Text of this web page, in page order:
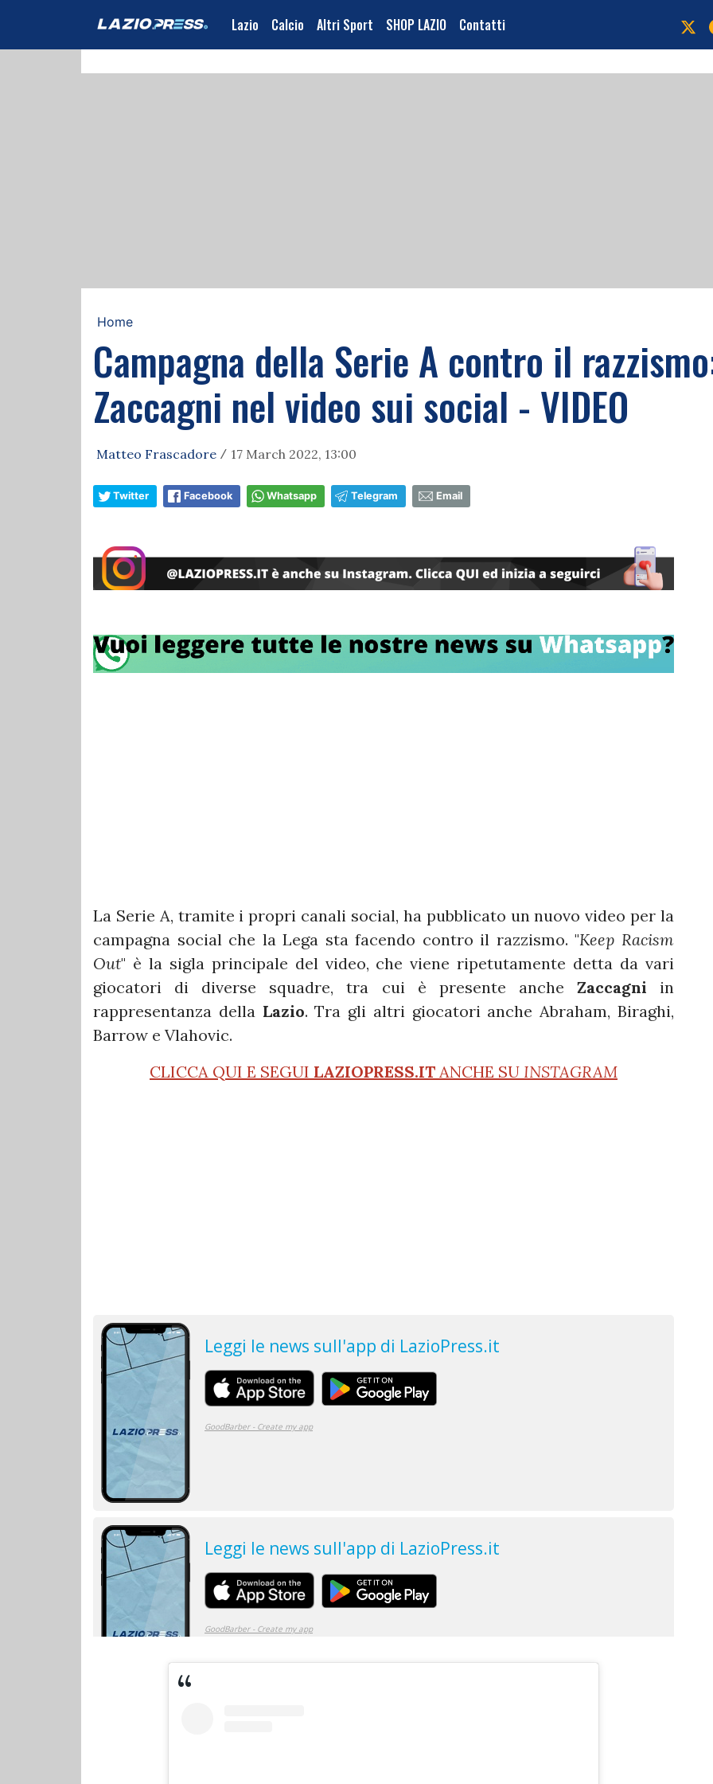
Lazio Calcio Altri Sport SHOP LAZIO Contatti
Home
Campagna della Serie A contro il
Zaccagni nel video sui social - VIDEO
Matteo Frascadore / 17 March 2022, 13:00
Twitter Facebook Whatsapp Telegram Email
La Serie A, tramite i propri canali social, ha pubblicato un nuovo video per la
campagna social che la Lega sta facendo contro il razzismo. "Keep Racism
Out" è la sigla principale del video, che viene ripetutamente detta da vari
giocatori di diverse squadre, tra cui è presente anche Zaccagni in
rappresentanza della Lazio. Tra gli altri giocatori anche Abraham, Biraghi,
Barrow e Vlahovic.
CLICCA QUI E SEGUI LAZIOPRESS.IT ANCHE SU INSTAGRAM